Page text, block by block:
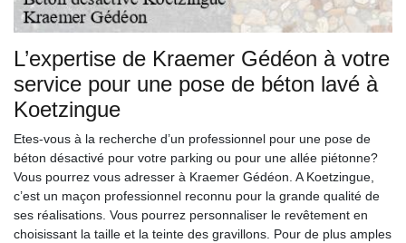
L’expertise de Kraemer Gédéon à votre
service pour une pose de béton lavé à
Koetzingue
Etes-vous à la recherche d’un professionnel pour une pose de
béton désactivé pour votre parking ou pour une allée piétonne?
Vous pourrez vous adresser à Kraemer Gédéon. A Koetzingue,
c’est un maçon professionnel reconnu pour la grande qualité de
ses réalisations. Vous pourrez personnaliser le revêtement en
choisissant la taille et la teinte des gravillons. Pour de plus amples